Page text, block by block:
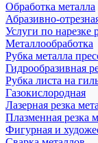
Обработка металла
Абразивно-
Услуги по нарезке
Металлообработка
Рубка металла
Гидрообразивная
Рубка листа на
Газокислородная
Лазерная резка
Плазменная резка
Фигурная и